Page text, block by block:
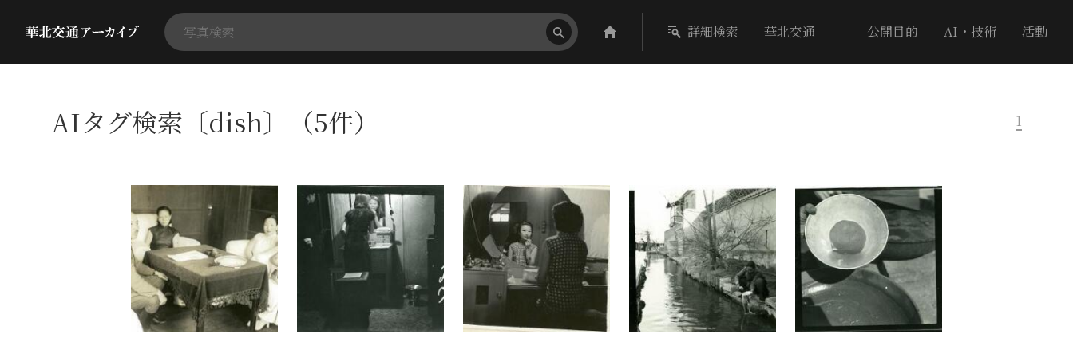
詳細検索 華北交通 公開目的 AI・技術 活動
AIタグ検索〔dish〕（5件） 1